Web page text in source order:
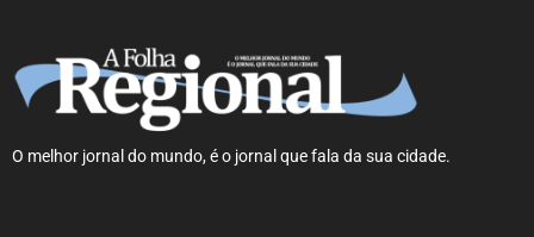
O melhor jornal do mundo, é o jornal que fala da sua cidade.